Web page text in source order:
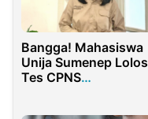
Bangga! Mahasiswa
Unija Sumenep Lolos
Tes CPNS